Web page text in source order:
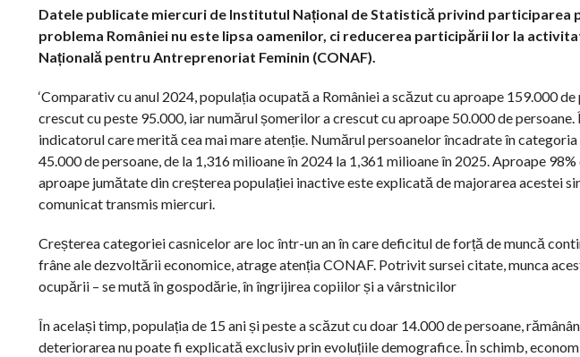
Datele publicate miercuri de Institutul Național de Statistică privind participarea
problema României nu este lipsa oamenilor, ci reducerea participării lor la
Națională pentru Antreprenoriat Feminin (CONAF).
‘Comparativ cu anul 2024, populația ocupată a României a scăzut cu aproape 159.000
crescut cu peste 95.000, iar numărul șomerilor a crescut cu aproape 50.000 de
indicatorul care merită cea mai mare atenție. Numărul persoanelor încadrate în
45.000 de persoane, de la 1,316 milioane în 2024 la 1,361 milioane în 2025. Aproape
aproape jumătate din creșterea populației inactive este explicată de majorarea acestei
comunicat transmis miercuri.
Creșterea categoriei casnicelor are loc într-un an în care deficitul de forță de muncă
frâne ale dezvoltării economice, atrage atenția CONAF. Potrivit sursei citate, munca
ocupării – se mută în gospodărie, în îngrijirea copiilor și a vârstnicilor
În același timp, populația de 15 ani și peste a scăzut cu doar 14.000 de persoane,
deteriorarea nu poate fi explicată exclusiv prin evoluțiile demografice. În schimb,